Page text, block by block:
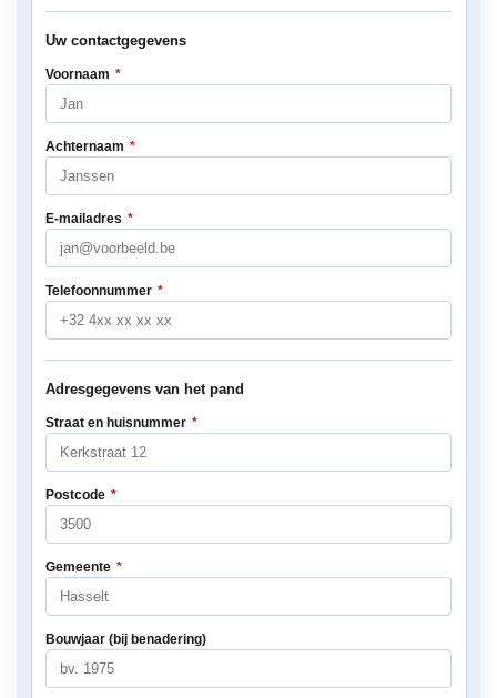
Uw contactgegevens
Voornaam *
Achternaam *
E-mailadres *
Telefoonnummer *
Adresgegevens van het pand
Straat en huisnummer *
Postcode *
Gemeente *
Bouwjaar (bij benadering)